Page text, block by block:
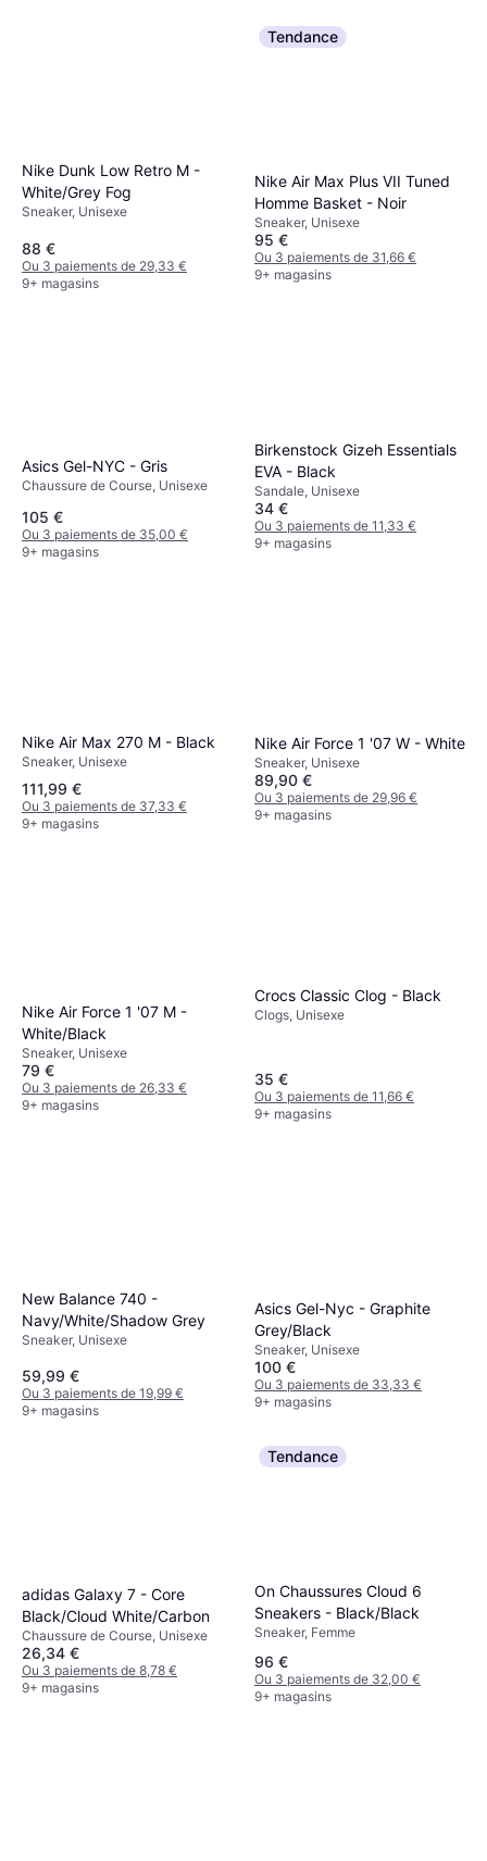
Nike Dunk Low Retro M -
White/Grey Fog
Sneaker, Unisexe
88 €
Ou 3 paiements de 29,33 €
9+ magasins
Tendance
Nike Air Max Plus VII Tuned
Homme Basket - Noir
Sneaker, Unisexe
95 €
Ou 3 paiements de 31,66 €
9+ magasins
Asics Gel-NYC - Gris
Chaussure de Course, Unisexe
105 €
Ou 3 paiements de 35,00 €
9+ magasins
Birkenstock Gizeh Essentials
EVA - Black
Sandale, Unisexe
34 €
Ou 3 paiements de 11,33 €
9+ magasins
Nike Air Max 270 M - Black
Sneaker, Unisexe
111,99 €
Ou 3 paiements de 37,33 €
9+ magasins
Nike Air Force 1 '07 W - White
Sneaker, Unisexe
89,90 €
Ou 3 paiements de 29,96 €
9+ magasins
Nike Air Force 1 '07 M -
White/Black
Sneaker, Unisexe
79 €
Ou 3 paiements de 26,33 €
9+ magasins
Crocs Classic Clog - Black
Clogs, Unisexe
35 €
Ou 3 paiements de 11,66 €
9+ magasins
New Balance 740 -
Navy/White/Shadow Grey
Sneaker, Unisexe
59,99 €
Ou 3 paiements de 19,99 €
9+ magasins
Asics Gel-Nyc - Graphite
Grey/Black
Sneaker, Unisexe
100 €
Ou 3 paiements de 33,33 €
9+ magasins
adidas Galaxy 7 - Core
Black/Cloud White/Carbon
Chaussure de Course, Unisexe
26,34 €
Ou 3 paiements de 8,78 €
9+ magasins
Tendance
On Chaussures Cloud 6
Sneakers - Black/Black
Sneaker, Femme
96 €
Ou 3 paiements de 32,00 €
9+ magasins